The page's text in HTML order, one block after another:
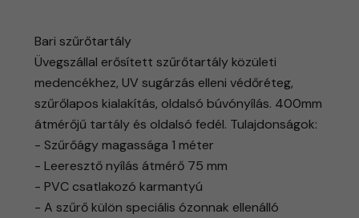
Bari szűrőtartály
Üvegszállal erősített szűrőtartály közületi
medencékhez, UV sugárzás elleni védőréteg,
szűrőlapos kialakítás, oldalsó búvónyílás. 400mm
átmérőjű tartály és oldalsó fedél. Tulajdonságok:
- Szűrőágy magassága 1 méter
- Leeresztő nyílás átmérő 75 mm
- PVC csatlakozó karmantyú
- A szűrő külön speciális ózonnak ellenálló